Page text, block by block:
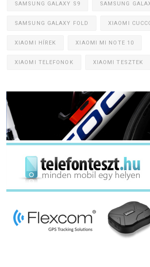
SAMSUNG GALAXY S9 SAMSUNG
SAMSUNG GALAXY FOLD XIAOMI
XIAOMI HÍREK XIAOMI MI NOTE 10
XIAOMI TELEFONOK XIAOMI TESZTEK